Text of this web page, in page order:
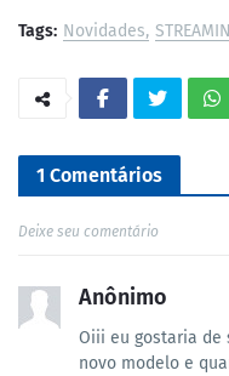
Tags: Novidades
1 Comentários
Deixe seu comentário
Anônimo
Oiii eu gostaria de
novo modelo e